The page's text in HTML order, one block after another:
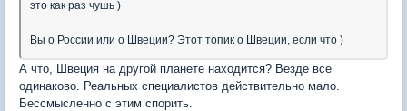
это как раз чушь )
Вы о России или о Швеции? Этот топик о Швеции, если что )
А что, Швеция на другой планете находится? Везде все
одинаково. Реальных специалистов действительно мало.
Бессмысленно с этим спорить.